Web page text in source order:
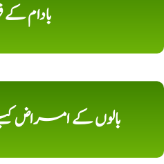
بادام کے
بالوں کے امراض